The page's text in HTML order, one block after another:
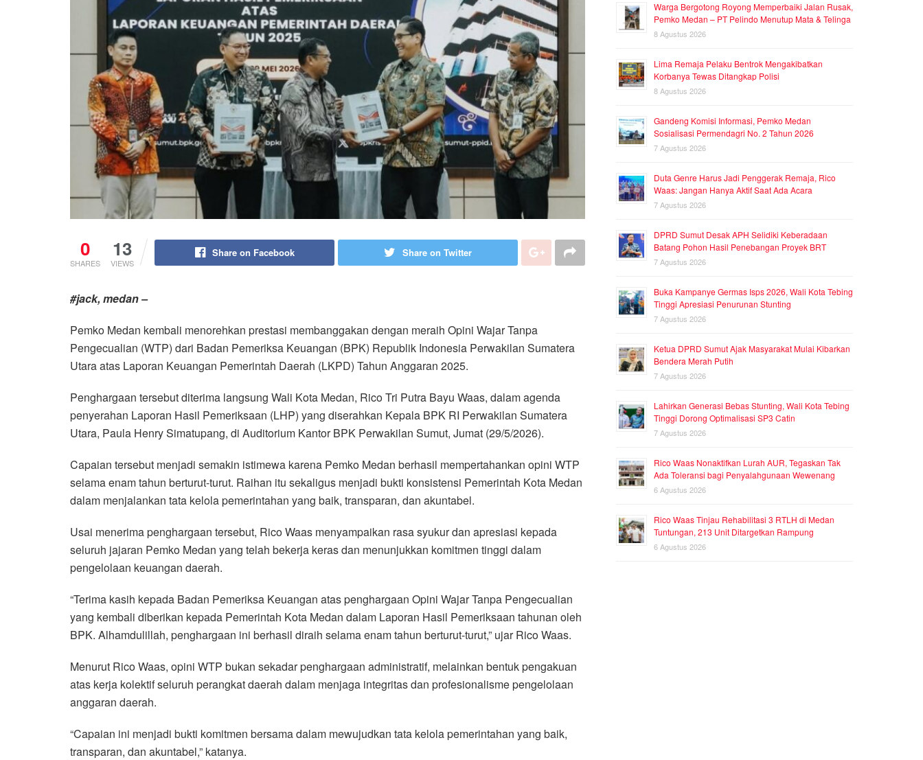
0
SHARES
13
VIEWS
Share on Facebook Share on Twitter
#jack, medan –
Pemko Medan kembali menorehkan prestasi membanggakan dengan meraih Opini Wajar Tanpa
Pengecualian (WTP) dari Badan Pemeriksa Keuangan (BPK) Republik Indonesia Perwakilan Sumatera
Utara atas Laporan Keuangan Pemerintah Daerah (LKPD) Tahun Anggaran 2025.
Penghargaan tersebut diterima langsung Wali Kota Medan, Rico Tri Putra Bayu Waas, dalam agenda
penyerahan Laporan Hasil Pemeriksaan (LHP) yang diserahkan Kepala BPK RI Perwakilan Sumatera
Utara, Paula Henry Simatupang, di Auditorium Kantor BPK Perwakilan Sumut, Jumat (29/5/2026).
Capaian tersebut menjadi semakin istimewa karena Pemko Medan berhasil mempertahankan opini WTP
selama enam tahun berturut-turut. Raihan itu sekaligus menjadi bukti konsistensi Pemerintah Kota Medan
dalam menjalankan tata kelola pemerintahan yang baik, transparan, dan akuntabel.
Usai menerima penghargaan tersebut, Rico Waas menyampaikan rasa syukur dan apresiasi kepada
seluruh jajaran Pemko Medan yang telah bekerja keras dan menunjukkan komitmen tinggi dalam
pengelolaan keuangan daerah.
“Terima kasih kepada Badan Pemeriksa Keuangan atas penghargaan Opini Wajar Tanpa Pengecualian
yang kembali diberikan kepada Pemerintah Kota Medan dalam Laporan Hasil Pemeriksaan tahunan oleh
BPK. Alhamdulillah, penghargaan ini berhasil diraih selama enam tahun berturut-turut,” ujar Rico Waas.
Menurut Rico Waas, opini WTP bukan sekadar penghargaan administratif, melainkan bentuk pengakuan
atas kerja kolektif seluruh perangkat daerah dalam menjaga integritas dan profesionalisme pengelolaan
anggaran daerah.
“Capaian ini menjadi bukti komitmen bersama dalam mewujudkan tata kelola pemerintahan yang baik,
transparan, dan akuntabel,” katanya.
Warga Bergotong Royong Memperbaiki Jalan Rusak,
Pemko Medan – PT Pelindo Menutup Mata & Telinga
8 Agustus 2026
Lima Remaja Pelaku Bentrok Mengakibatkan
Korbanya Tewas Ditangkap Polisi
8 Agustus 2026
Gandeng Komisi Informasi, Pemko Medan
Sosialisasi Permendagri No. 2 Tahun 2026
7 Agustus 2026
Duta Genre Harus Jadi Penggerak Remaja, Rico
Waas: Jangan Hanya Aktif Saat Ada Acara
7 Agustus 2026
DPRD Sumut Desak APH Selidiki Keberadaan
Batang Pohon Hasil Penebangan Proyek BRT
7 Agustus 2026
Buka Kampanye Germas Isps 2026, Wali Kota Tebing
Tinggi Apresiasi Penurunan Stunting
7 Agustus 2026
Ketua DPRD Sumut Ajak Masyarakat Mulai Kibarkan
Bendera Merah Putih
7 Agustus 2026
Lahirkan Generasi Bebas Stunting, Wali Kota Tebing
Tinggi Dorong Optimalisasi SP3 Catin
7 Agustus 2026
Rico Waas Nonaktifkan Lurah AUR, Tegaskan Tak
Ada Toleransi bagi Penyalahgunaan Wewenang
6 Agustus 2026
Rico Waas Tinjau Rehabilitasi 3 RTLH di Medan
Tuntungan, 213 Unit Ditargetkan Rampung
6 Agustus 2026